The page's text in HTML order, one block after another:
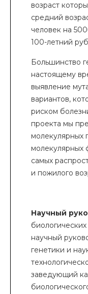
возраст
средний
человек на
100-летний
Большинство
настоящему
выявление
вариантов,
риском
проекта мы
молекулярных
молекулярных
самых
и пожилого
Научный
научный
генетики и
заведующий